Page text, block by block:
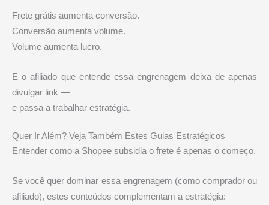
Frete grátis aumenta conversão.
Conversão aumenta volume.
Volume aumenta lucro.
E o afiliado que entende essa engrenagem deixa de apenas
divulgar link —
e passa a trabalhar estratégia.
Quer Ir Além? Veja Também Estes Guias Estratégicos
Entender como a Shopee subsidia o frete é apenas o começo.
Se você quer dominar essa engrenagem (como comprador ou
afiliado), estes conteúdos complementam a estratégia: